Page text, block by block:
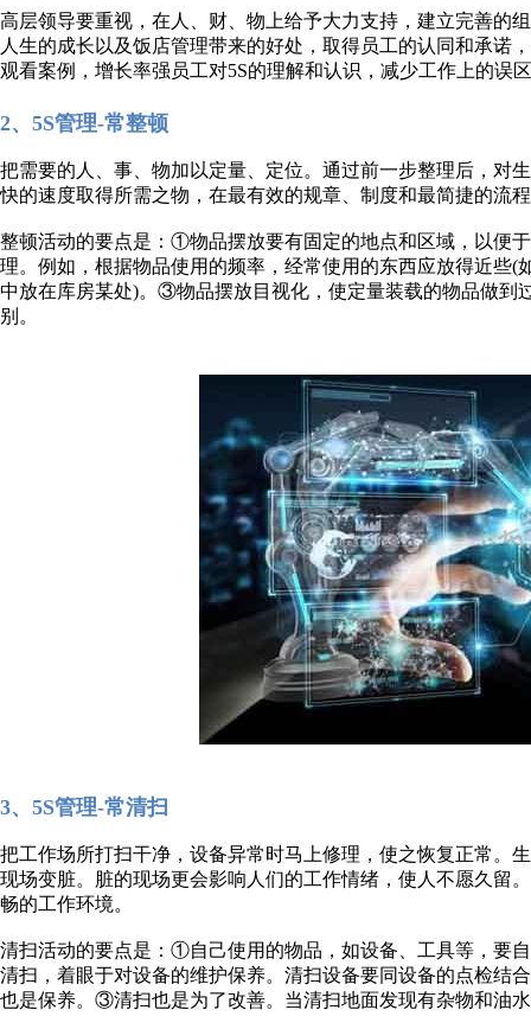
高层领导要重视，在人、财、物上给予大力支持，建立完善的
人生的成长以及饭店管理带来的好处，取得员工的认同和承诺
观看案例，增长率强员工对5S的理解和认识，减少工作上的误
2、5S管理-常整顿
把需要的人、事、物加以定量、定位。通过前一步整理后，对
快的速度取得所需之物，在最有效的规章、制度和最简捷的流
整顿活动的要点是：①物品摆放要有固定的地点和区域，以便
理。例如，根据物品使用的频率，经常使用的东西应放得近些
中放在库房某处)。③物品摆放目视化，使定量装载的物品做到
别。
3、5S管理-常清扫
把工作场所打扫干净，设备异常时马上修理，使之恢复正常。
现场变脏。脏的现场更会影响人们的工作情绪，使人不愿久留
畅的工作环境。
清扫活动的要点是：①自己使用的物品，如设备、工具等，要
清扫，着眼于对设备的维护保养。清扫设备要同设备的点检结
也是保养。③清扫也是为了改善。当清扫地面发现有杂物和油